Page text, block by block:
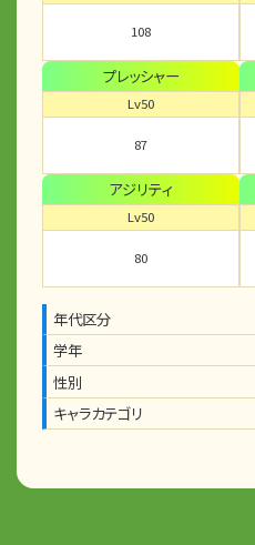
108
プレッシャー
Lv50
87
アジリティ
Lv50
80
年代区分
学年
性別
キャラカテゴリ